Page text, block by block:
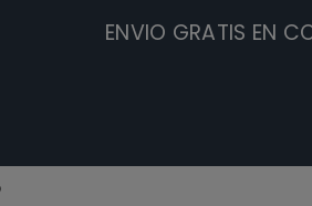
ENVIO GRATIS EN